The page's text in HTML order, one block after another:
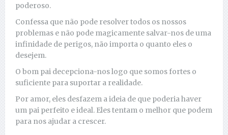
poderoso.
Confessa que não pode resolver todos os nossos
problemas e não pode magicamente salvar-nos de uma
infinidade de perigos, não importa o quanto eles o
desejem.
O bom pai decepciona-nos logo que somos fortes o
suficiente para suportar a realidade.
Por amor, eles desfazem a ideia de que poderia haver
um pai perfeito e ideal. Eles tentam o melhor que podem
para nos ajudar a crescer.